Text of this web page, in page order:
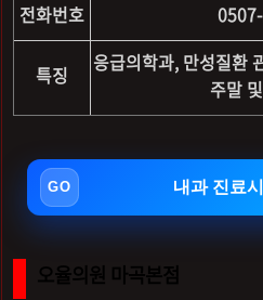
전화번호
특징
응급의학과, 만성질환
주말
내과 진료
오율의원 마곡본점